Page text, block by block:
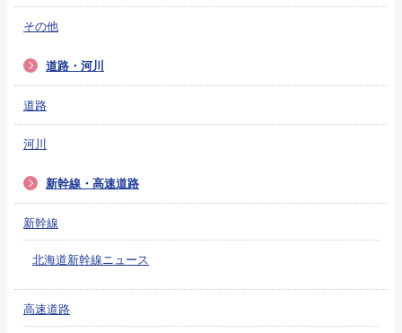
その他
道路・河川
道路
河川
新幹線・高速道路
新幹線
北海道新幹線ニュース
高速道路